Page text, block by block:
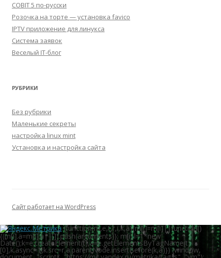
COBIT 5 по-русски
Розочка на торте — установка favico
IPTV приложение для линукса
Система заявок
Веселый IT-блог
РУБРИКИ
Без рубрики
Маленькие секреты
настройка linux mint
Установка и настройка сайта
Сайт работает на WordPress
(function(m,e,t,r,i,k,a){m[i]=m[i]||function()
{(m[i].a=m[i].a||[]).push(arguments)}; m[i].l=1*new
Date();k=e.createElement(t),a=e.getElementsByTagName(t)
[0],k.async=1,k.src=r,a.parentNode.insertBefore(k,a)}) (window,